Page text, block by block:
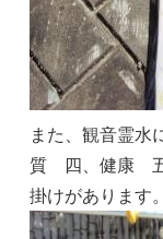
また、観音霊
質 四、健康 五
掛けがあります。